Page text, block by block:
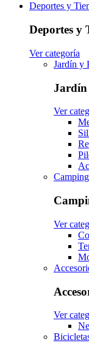
Deportes y
Deportes y
Ver categoría
Jardín y
Jardín
Ver
Camping
Ver
Ver